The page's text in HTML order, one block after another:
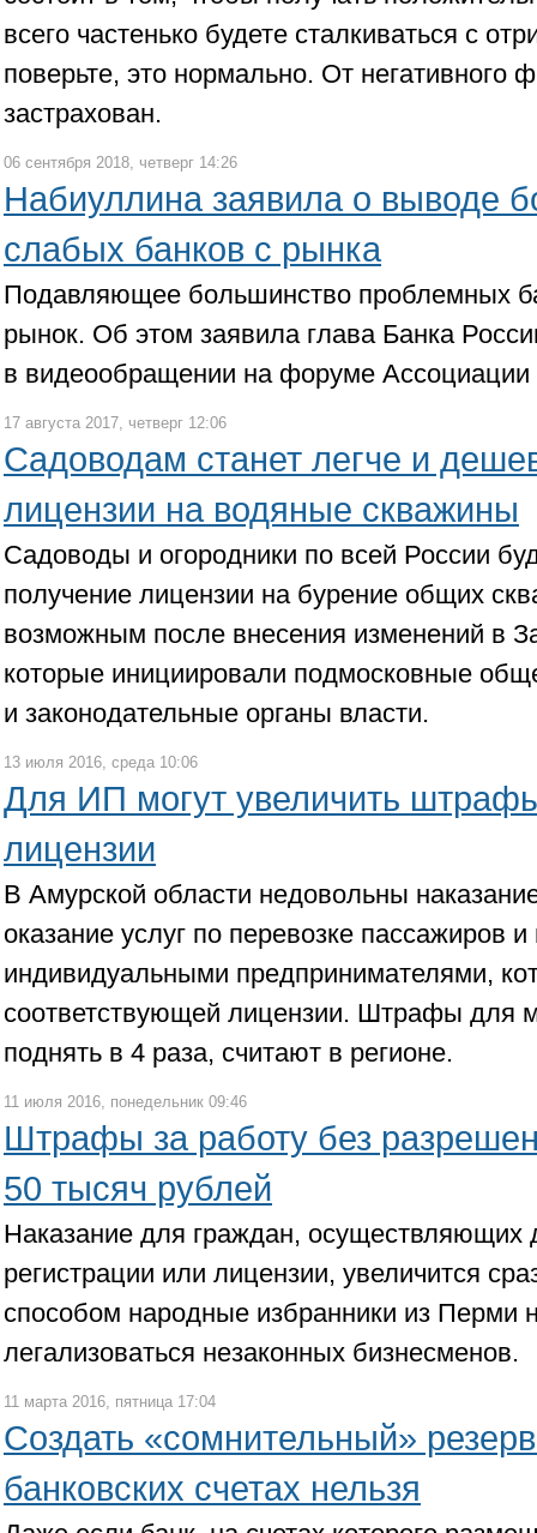
всего частенько будете сталкиваться с
поверьте, это нормально. От негативного
застрахован.
06 сентября 2018, четверг 14:26
Набиуллина заявила о выводе
слабых банков с рынка
Подавляющее большинство проблемных
рынок. Об этом заявила глава Банка
в видеообращении на форуме Ассоциации
17 августа 2017, четверг 12:06
Садоводам станет легче и
лицензии на водяные скважины
Садоводы и огородники по всей России
получение лицензии на бурение общих
возможным после внесения изменений в
которые инициировали подмосковные
и законодательные органы власти.
13 июля 2016, среда 10:06
Для ИП могут увеличить
лицензии
В Амурской области недовольны
оказание услуг по перевозке пассажиров и
индивидуальными предпринимателями,
соответствующей лицензии. Штрафы для
поднять в 4 раза, считают в регионе.
11 июля 2016, понедельник 09:46
Штрафы за работу без
50 тысяч рублей
Наказание для граждан, осуществляющих
регистрации или лицензии, увеличится
способом народные избранники из Перми
легализоваться незаконных бизнесменов.
11 марта 2016, пятница 17:04
Создать «сомнительный»
банковских счетах нельзя